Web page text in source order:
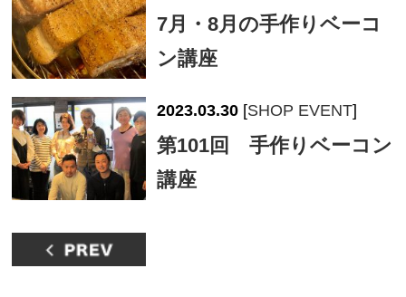
7月・8月の手作りベーコ
ン講座
2023.03.30 [SHOP EVENT]
第101回 手作りベーコン
講座